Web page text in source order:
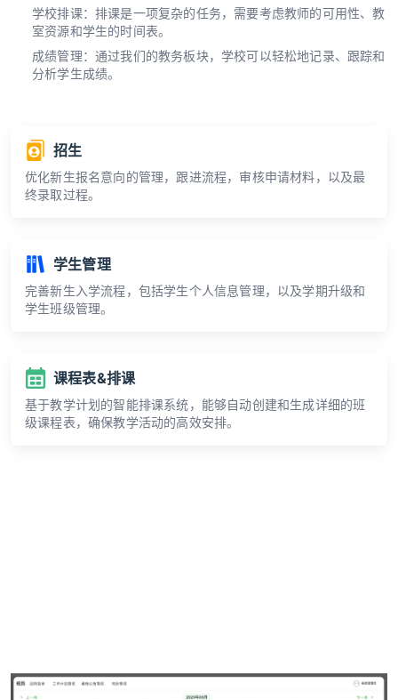
学校排课：排课是一项复杂的任务，需要考虑教师的可用性、教
室资源和学生的时间表。
成绩管理：通过我们的教务板块，学校可以轻松地记录、跟踪和
分析学生成绩。
招生
优化新生报名意向的管理，跟进流程，审核申请材料，以及最
终录取过程。
学生管理
完善新生入学流程，包括学生个人信息管理，以及学期升级和
学生班级管理。
课程表&排课
基于教学计划的智能排课系统，能够自动创建和生成详细的班
级课程表，确保教学活动的高效安排。